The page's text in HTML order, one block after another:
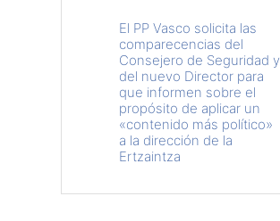
El PP Vasco solicita las
comparecencias del
Consejero de Seguridad y
del nuevo Director para
que informen sobre el
propósito de aplicar un
«contenido más político»
a la dirección de la
Ertzaintza